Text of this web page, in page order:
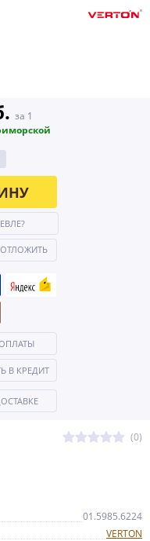
(0)
за 1
ОТЛОЖИТЬ
В КРЕДИТ
01.5985.6224
VERTON